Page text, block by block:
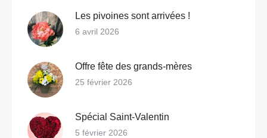
Les pivoines sont arrivées !
6 avril 2026
Offre fête des grands-mères
25 février 2026
Spécial Saint-Valentin
5 février 2026